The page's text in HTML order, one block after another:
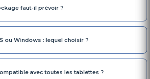
faut-il prévoir ?
ou Windows : lequel choisir ?
avec toutes les tablettes ?